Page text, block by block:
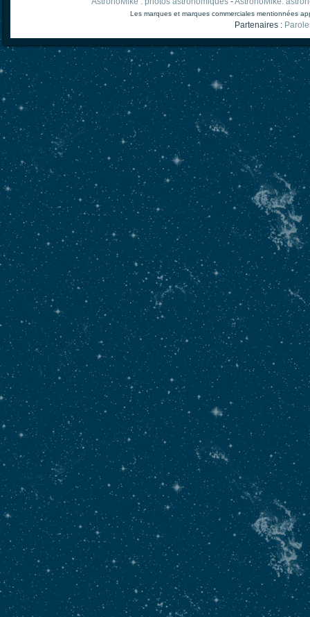
Les marques et marques commerciales mentionnées
Partenaires :